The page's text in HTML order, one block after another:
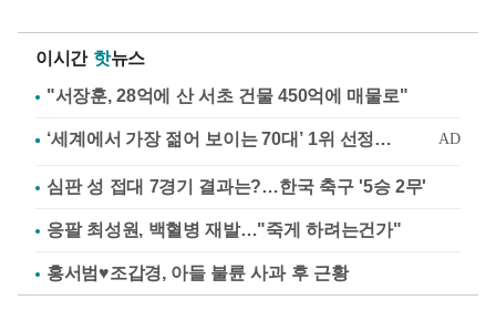
이시간 핫뉴스
"서장훈, 28억에 산 서초 건물 450억에 매물로"
심판 성 접대 7경기 결과는?…한국 축구 '5승 2무'
응팔 최성원, 백혈병 재발…"죽게 하려는건가"
홍서범♥조갑경, 아들 불륜 사과 후 근황